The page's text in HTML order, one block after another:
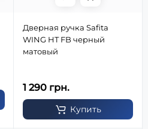
Дверная ручка Safita
WING HT FB черный
матовый
1 290 грн.
Купить